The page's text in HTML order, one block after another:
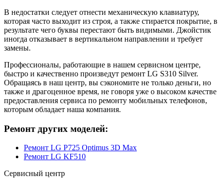
В недостатки следует отнести механическую клавиатуру,
которая часто выходит из строя, а также стирается покрытие, в
результате чего буквы перестают быть видимыми. Джойстик
иногда отказывает в вертикальном направлении и требует
замены.
Профессионалы, работающие в нашем сервисном центре,
быстро и качественно произведут ремонт LG S310 Silver.
Обращаясь в наш центр, вы сэкономите не только деньги, но
также и драгоценное время, не говоря уже о высоком качестве
предоставления сервиса по ремонту мобильных телефонов,
которым обладает наша компания.
Ремонт других моделей:
Ремонт LG P725 Optimus 3D Max
Ремонт LG KF510
Сервисный центр